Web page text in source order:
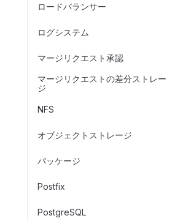
ロードバランサー
ログシステム
マージリクエスト承認
マージリクエストの差分ストレー
ジ
NFS
オブジェクトストレージ
パッケージ
Postfix
PostgreSQL